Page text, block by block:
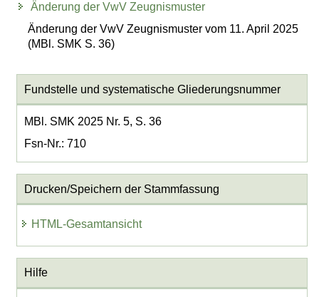
Änderung der VwV Zeugnismuster
Änderung der VwV Zeugnismuster vom 11. April 2025
(MBl. SMK S. 36)
Fundstelle und systematische Gliederungsnummer
MBl. SMK 2025 Nr. 5, S. 36
Fsn-Nr.: 710
Drucken/Speichern der Stammfassung
HTML-Gesamtansicht
Hilfe